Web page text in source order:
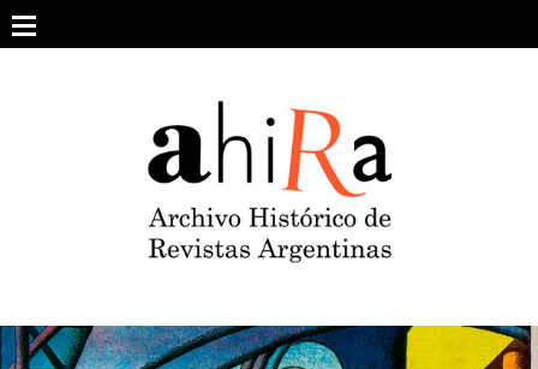
content
ARCHIVO DE REVISTAS
ESTUDIOS CRÍTICOS